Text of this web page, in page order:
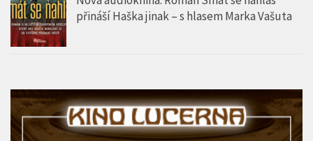
přináší Haška jinak – s hlasem Marka Vašuta